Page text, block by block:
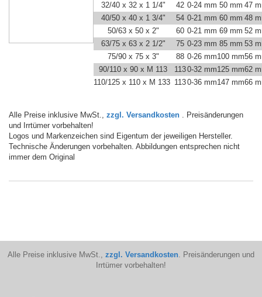
32/40 x 32 x 1 1/4"
42 0-24 mm 50 mm 47
40/50 x 40 x 1 3/4"
54 0-21 mm 60 mm 48
50/63 x 50 x 2"
60 0-21 mm 69 mm 52
63/75 x 63 x 2 1/2"
75 0-23 mm 85 mm 53
75/90 x 75 x 3"
88 0-26 mm100 mm56
90/110 x 90 x M 113
1130-32 mm125 mm62
110/125 x 110 x M 133 1130-36 mm147 mm66
Alle Preise inklusive MwSt., zzgl. Versandkosten . Preisänderungen
und Irrtümer vorbehalten!
Logos und Markenzeichen sind Eigentum der jeweiligen Hersteller.
Technische Änderungen vorbehalten. Abbildungen entsprechen nicht
immer dem Original
Alle Preise inklusive MwSt., zzgl. Versandkosten. Preisänderungen und
Irrtümer vorbehalten!